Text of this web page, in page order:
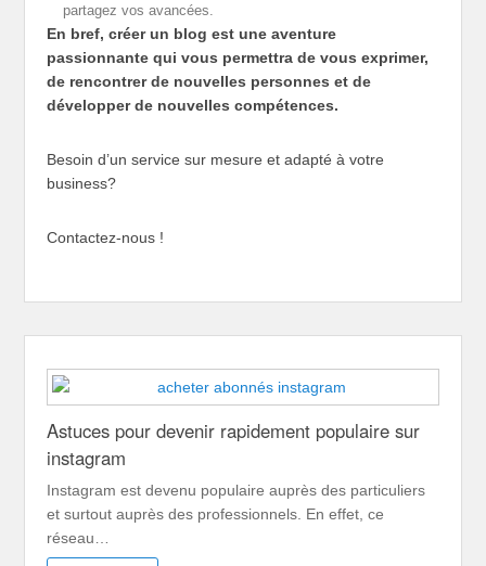
partagez vos avancées.
En bref, créer un blog est une aventure
passionnante qui vous permettra de vous exprimer,
de rencontrer de nouvelles personnes et de
développer de nouvelles compétences.
Besoin d’un service sur mesure et adapté à votre
business?
Contactez-nous !
Astuces pour devenir rapidement populaire sur
instagram
Instagram est devenu populaire auprès des particuliers
et surtout auprès des professionnels. En effet, ce
réseau…